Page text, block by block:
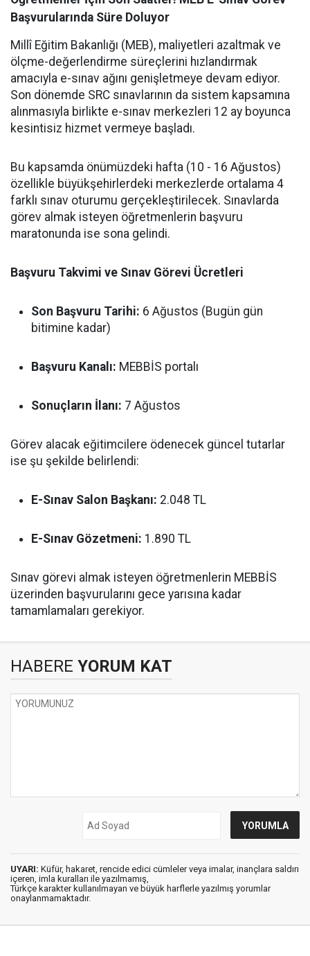
Başvurularında Süre Doluyor
Millî Eğitim Bakanlığı (MEB), maliyetleri azaltmak ve
ölçme-değerlendirme süreçlerini hızlandırmak
amacıyla e-sınav ağını genişletmeye devam ediyor.
Son dönemde SRC sınavlarının da sistem kapsamına
alınmasıyla birlikte e-sınav merkezleri 12 ay boyunca
kesintisiz hizmet vermeye başladı.
Bu kapsamda önümüzdeki hafta (10 - 16 Ağustos)
özellikle büyükşehirlerdeki merkezlerde ortalama 4
farklı sınav oturumu gerçekleştirilecek. Sınavlarda
görev almak isteyen öğretmenlerin başvuru
maratonunda ise sona gelindi.
Başvuru Takvimi ve Sınav Görevi Ücretleri
Son Başvuru Tarihi: 6 Ağustos (Bugün gün
bitimine kadar)
Başvuru Kanalı: MEBBİS portalı
Sonuçların İlanı: 7 Ağustos
Görev alacak eğitimcilere ödenecek güncel tutarlar
ise şu şekilde belirlendi:
E-Sınav Salon Başkanı: 2.048 TL
E-Sınav Gözetmeni: 1.890 TL
Sınav görevi almak isteyen öğretmenlerin MEBBİS
üzerinden başvurularını gece yarısına kadar
tamamlamaları gerekiyor.
HABERE YORUM KAT
UYARI: Küfür, hakaret, rencide edici cümleler veya imalar, inançlara saldırı
içeren, imla kuralları ile yazılmamış,
Türkçe karakter kullanılmayan ve büyük harflerle yazılmış yorumlar
onaylanmamaktadır.